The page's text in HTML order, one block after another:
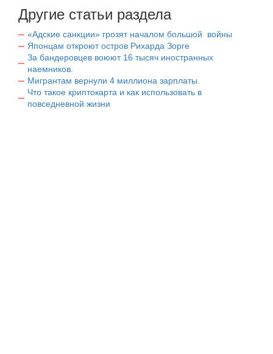
Другие статьи раздела
«Адские санкции» грозят началом большой войны
Японцам откроют остров Рихарда Зорге
За бандеровцев воюют 16 тысяч иностранных
наемников.
Мигрантам вернули 4 миллиона зарплаты.
Что такое криптокарта и как использовать в
повседневной жизни